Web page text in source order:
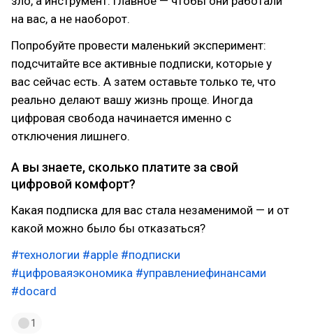
на вас, а не наоборот.
Попробуйте провести маленький эксперимент:
подсчитайте все активные подписки, которые у
вас сейчас есть. А затем оставьте только те, что
реально делают вашу жизнь проще. Иногда
цифровая свобода начинается именно с
отключения лишнего.
А вы знаете, сколько платите за свой
цифровой комфорт?
Какая подписка для вас стала незаменимой — и от
какой можно было бы отказаться?
#технологии #apple #подписки
#цифроваяэкономика #управлениефинансами
#docard
1